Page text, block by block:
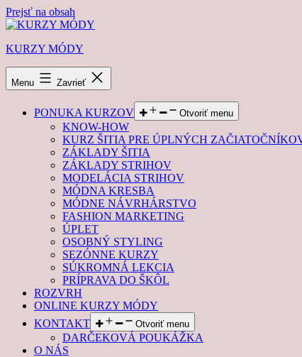
Prejsť na obsah
KURZY MÓDY
Menu Zavrieť
PONUKA KURZOV Otvoriť menu
KNOW-HOW
KURZ ŠITIA PRE ÚPLNÝCH
ZÁKLADY ŠITIA
ZÁKLADY STRIHOV
MODELÁCIA STRIHOV
MÓDNA KRESBA
MÓDNE NÁVRHÁRSTVO
FASHION MARKETING
ÚPLET
OSOBNÝ STYLING
SEZÓNNE KURZY
SÚKROMNÁ LEKCIA
PRÍPRAVA DO ŠKÔL
ROZVRH
ONLINE KURZY MÓDY
KONTAKT
Otvoriť menu
DARČEKOVÁ POUKÁŽKA
O NÁS